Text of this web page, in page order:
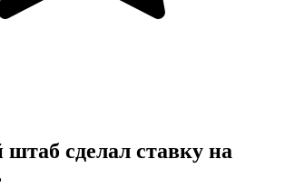
штаб сделал ставку на